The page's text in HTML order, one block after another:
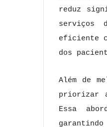
reduz
serviços
eficiente
dos
Além de
priorizar a
Essa